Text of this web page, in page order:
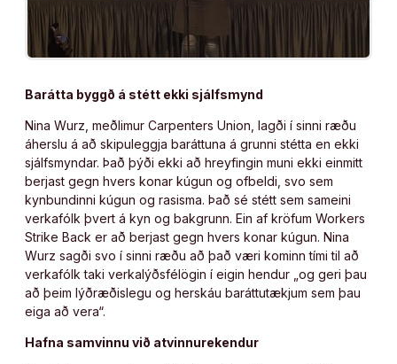
Barátta byggð á stétt ekki sjálfsmynd
Nina Wurz, meðlimur Carpenters Union, lagði í sinni ræðu
áherslu á að skipuleggja baráttuna á grunni stétta en ekki
sjálfsmyndar. Það þýði ekki að hreyfingin muni ekki einmitt
berjast gegn hvers konar kúgun og ofbeldi, svo sem
kynbundinni kúgun og rasisma. Það sé stétt sem sameini
verkafólk þvert á kyn og bakgrunn. Ein af kröfum Workers
Strike Back er að berjast gegn hvers konar kúgun. Nina
Wurz sagði svo í sinni ræðu að það væri kominn tími til að
verkafólk taki verkalýðsfélögin í eigin hendur „og geri þau
að þeim lýðræðislegu og herskáu baráttutækjum sem þau
eiga að vera“.
Hafna samvinnu við atvinnurekendur